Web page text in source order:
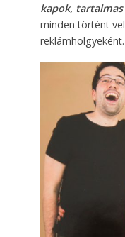
kapok, tartalmas
minden történt
reklámhölgyeként.